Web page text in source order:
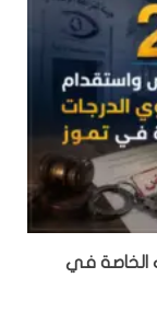
الخاصة في